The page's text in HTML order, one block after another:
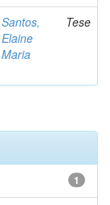
Santos,
Elaine
Maria
Tese
1